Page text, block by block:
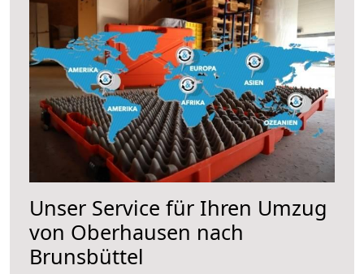
Unser Service für Ihren Umzug
von Oberhausen nach
Brunsbüttel